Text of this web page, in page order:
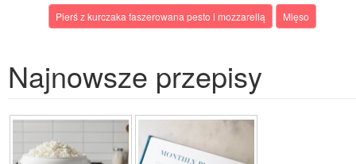
Pierś z kurczaka faszerowana pesto i mozzarellą Mięso
Najnowsze przepisy